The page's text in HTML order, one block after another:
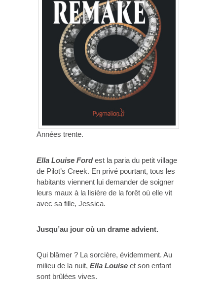
Années trente.
Ella Louise Fordest la paria du petit village
de Pilot’s Creek. En privé pourtant, tous les
habitants viennent lui demander de soigner
leurs maux à la lisière de la forêt où elle vit
avec sa fille, Jessica.
Jusqu’au jour où un drame advient.
Qui blâmer ? La sorcière, évidemment. Au
milieu de la nuit, Ella Louise et son enfant
sont brûlées vives.